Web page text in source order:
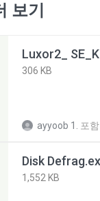
보기
Luxor2_
306 KB
ayyoob 1. 포
Disk
1,552 KB